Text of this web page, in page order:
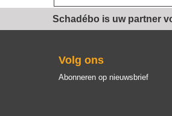
Schadébo is uw partner
Volg ons
Abonneren op nieuwsbrief